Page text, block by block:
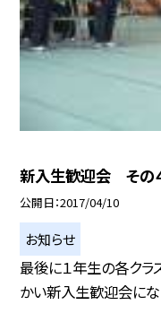
新入生歓迎会 その
公開日 2017/04/10
お知らせ
最後に１年生の各クラ
かい新入生歓迎会にな